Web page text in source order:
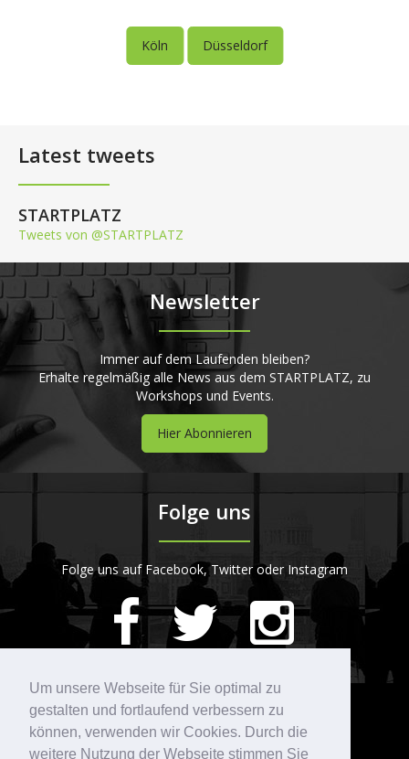
Um unsere Webseite für Sie optimal zu
gestalten und fortlaufend verbessern zu
können, verwenden wir Cookies. Durch die
weitere Nutzung der Webseite stimmen Sie
Köln Düsseldorf
Latest tweets
STARTPLATZ
Tweets von @STARTPLATZ
Newsletter
Immer auf dem Laufenden bleiben?
Erhalte regelmäßig alle News aus dem STARTPLATZ, zu
Workshops und Events.
Hier Abonnieren
Folge uns
Folge uns auf Facebook, Twitter oder Instagram
STARTPLATZ
420Bewertungen auf ProvenExpert.com
Kontakt